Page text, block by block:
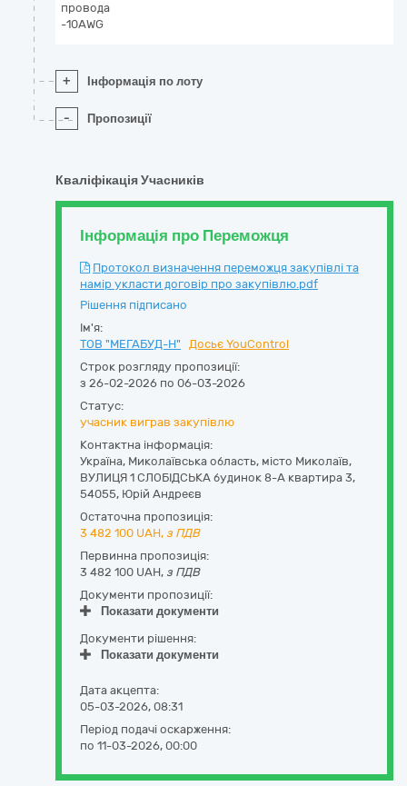
провода
-10AWG
+ Інформація по лоту
- Пропозиції
Кваліфікація Учасників
Інформація про Переможця
Протокол визначення переможця закупівлі та
намір укласти договір про закупівлю.pdf
Рішення підписано
Ім'я:
ТОВ "МЕГАБУД-Н"
Досьє YouControl
Строк розгляду пропозиції:
з 26-02-2026 по 06-03-2026
Статус:
учасник виграв закупівлю
Контактна інформація:
Україна, Миколаївська область, місто Миколаїв,
ВУЛИЦЯ 1 СЛОБІДСЬКА будинок 8-А квартира 3,
54055, Юрій Андреєв
Остаточна пропозиція:
3 482 100 UAH, з ПДВ
Первинна пропозиція:
3 482 100 UAH, з ПДВ
Документи пропозиції:
Показати документи
Документи рішення:
Показати документи
Дата акцепта:
05-03-2026, 08:31
Період подачі оскарження:
по 11-03-2026, 00:00